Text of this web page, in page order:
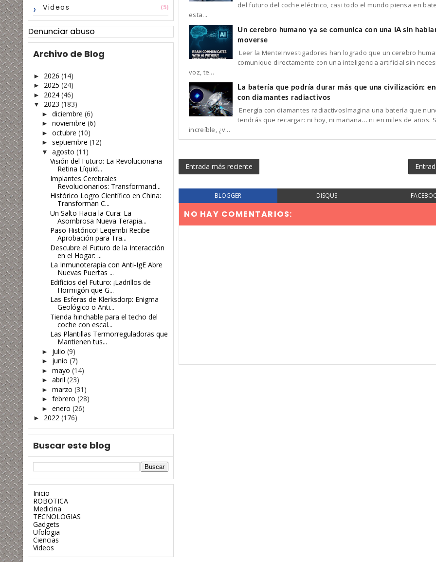
Videos (5)
Denunciar abuso
Archivo de Blog
► 2026 (14)
► 2025 (24)
► 2024 (46)
▼ 2023 (183)
► diciembre (6)
► noviembre (6)
► octubre (10)
► septiembre (12)
▼ agosto (11)
Visión del Futuro: La Revolucionaria
Retina Líquid...
Implantes Cerebrales
Revolucionarios: Transformand...
Histórico Logro Científico en China:
Transforman C...
Un Salto Hacia la Cura: La
Asombrosa Nueva Terapia...
Paso Histórico! Leqembi Recibe
Aprobación para Tra...
Descubre el Futuro de la Interacción
en el Hogar: ...
La Inmunoterapia con Anti-IgE Abre
Nuevas Puertas ...
Edificios del Futuro: ¡Ladrillos de
Hormigón que G...
Las Esferas de Klerksdorp: Enigma
Geológico o Anti...
Tienda hinchable para el techo del
coche con escal...
Las Plantillas Termorreguladoras que
Mantienen tus...
► julio (9)
► junio (7)
► mayo (14)
► abril (23)
► marzo (31)
► febrero (28)
► enero (26)
► 2022 (176)
Buscar este blog
Inicio
ROBOTICA
Medicina
TECNOLOGIAS
Gadgets
Ufologia
Ciencias
Videos
del futuro del coche eléctrico, casi todo el mundo piensa en
esta...
Un cerebro humano ya se comunica con una IA sin
moverse
Leer la MenteInvestigadores han logrado que un cerebro
comunique directamente con una inteligencia artificial sin
voz, te...
La batería que podría durar más que una civilización:
con diamantes radiactivos
Energía con diamantes radiactivosImagina una batería que
tendrás que recargar: ni hoy, ni mañana… ni en miles de años.
increíble, ¿v...
Entrada más reciente
BLOGGER DISQUS
NO HAY COMENTARIOS: